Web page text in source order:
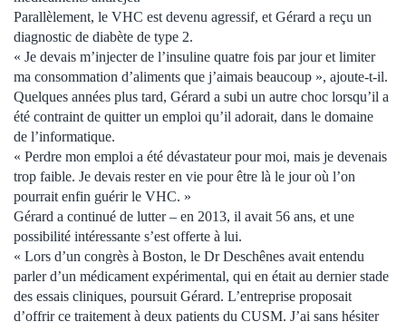
Parallèlement, le VHC est devenu agressif, et Gérard a reçu un
diagnostic de diabète de type 2.
« Je devais m’injecter de l’insuline quatre fois par jour et limiter
ma consommation d’aliments que j’aimais beaucoup », ajoute-t-il.
Quelques années plus tard, Gérard a subi un autre choc lorsqu’il a
été contraint de quitter un emploi qu’il adorait, dans le domaine
de l’informatique.
« Perdre mon emploi a été dévastateur pour moi, mais je devenais
trop faible. Je devais rester en vie pour être là le jour où l’on
pourrait enfin guérir le VHC. »
Gérard a continué de lutter – en 2013, il avait 56 ans, et une
possibilité intéressante s’est offerte à lui.
« Lors d’un congrès à Boston, le Dr Deschênes avait entendu
parler d’un médicament expérimental, qui en était au dernier stade
des essais cliniques, poursuit Gérard. L’entreprise proposait
d’offrir ce traitement à deux patients du CUSM. J’ai sans hésiter